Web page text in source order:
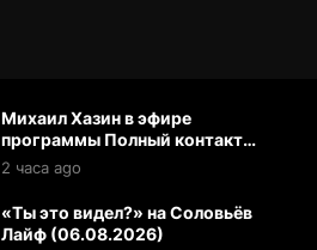
Михаил Хазин в эфире
программы Полный контакт
(06.08.2026)
2 часа ago
«Ты это видел?» на Соловьёв
Лайф (06.08.2026)